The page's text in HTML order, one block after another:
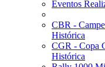
Eventos
CBR -
Histórica
CGR - Copa
Histórica